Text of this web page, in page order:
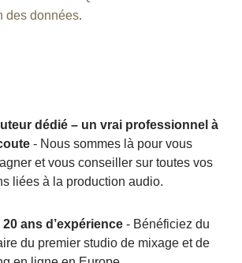
des données.
dédié – un vrai professionnel à
- Nous sommes là pour vous
et vous conseiller sur toutes vos
liées à la production audio.
20 ans d’expérience- Bénéficiez du
du premier studio de mixage et de